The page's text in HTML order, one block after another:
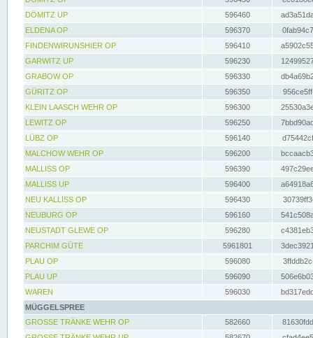
DÖMITZ UP
596460
ELDENA OP
596370
FINDENWIRUNSHIER OP
596410
GARWITZ UP
596230
GRABOW OP
596330
GÜRITZ OP
596350
KLEIN LAASCH WEHR OP
596300
LEWITZ OP
596250
LÜBZ OP
596140
MALCHOW WEHR OP
596200
MALLISS OP
596390
MALLISS UP
596400
NEU KALLISS OP
596430
NEUBURG OP
596160
NEUSTADT GLEWE OP
596280
PARCHIM GÜTE
5961801
PLAU OP
596080
PLAU UP
596090
WAREN
596030
MÜGGELSPREE
GROSSE TRÄNKE WEHR OP
582660